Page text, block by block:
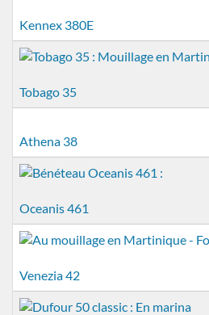
Kennex 380E
Tobago 35
Athena 38
Oceanis 461
Venezia 42